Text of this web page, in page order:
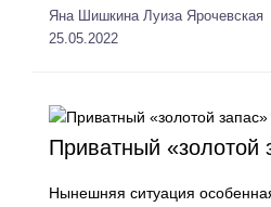
Яна Шишкина Луиза Ярочевская
25.05.2022
Приватный «золотой
Нынешняя ситуация